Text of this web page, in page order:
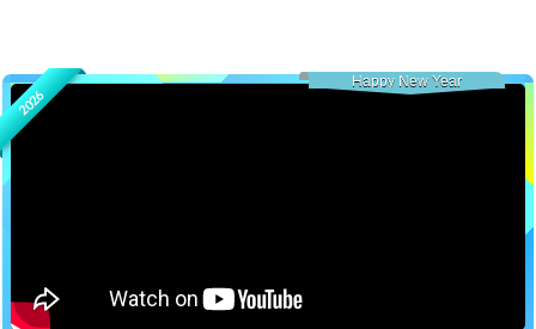
2026
Happy New Year